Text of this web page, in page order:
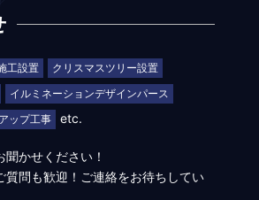
工設置
クリスマスツリー設置
イルミネーションデザインパース
ップ工事 etc.
聞かせください！
質問も歓迎！ご連絡をお待ちしてい